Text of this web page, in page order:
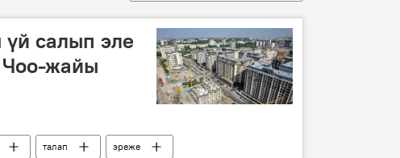
салып эле
Чоо-жайы
талап эреже